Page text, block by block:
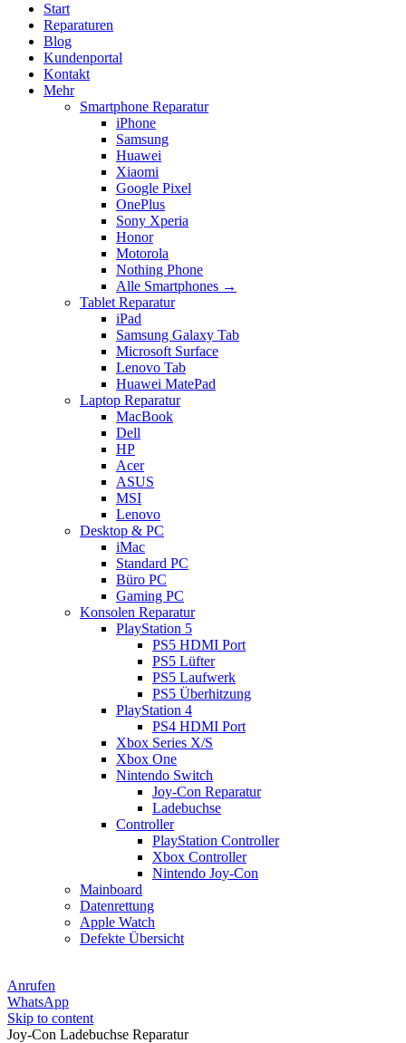
Start
Reparaturen
Blog
Kundenportal
Kontakt
Mehr
Smartphone Reparatur
iPhone
Samsung
Huawei
Xiaomi
Google Pixel
OnePlus
Sony Xperia
Honor
Motorola
Nothing Phone
Alle Smartphones →
Tablet Reparatur
iPad
Samsung Galaxy Tab
Microsoft Surface
Lenovo Tab
Huawei MatePad
Laptop Reparatur
MacBook
Dell
HP
Acer
ASUS
MSI
Lenovo
Desktop & PC
iMac
Standard PC
Büro PC
Gaming PC
Konsolen Reparatur
PlayStation 5
PS5 HDMI Port
PS5 Lüfter
PS5 Laufwerk
PS5 Überhitzung
PlayStation 4
PS4 HDMI Port
Xbox Series X/S
Xbox One
Nintendo Switch
Joy-Con Reparatur
Ladebuchse
Controller
PlayStation Controller
Xbox Controller
Nintendo Joy-Con
Mainboard
Datenrettung
Apple Watch
Defekte Übersicht
Anrufen
WhatsApp
Skip to content
Joy-Con Ladebuchse Reparatur